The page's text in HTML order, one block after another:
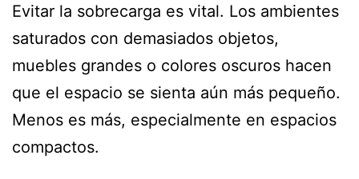
Evitar la sobrecarga es vital. Los ambientes
saturados con demasiados objetos,
muebles grandes o colores oscuros hacen
que el espacio se sienta aún más pequeño.
Menos es más, especialmente en espacios
compactos.